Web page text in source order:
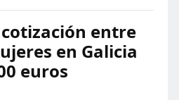
entre
en Galicia
euros